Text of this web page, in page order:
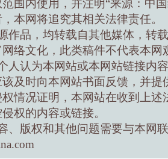
围内使用，并注明“来源：中
本网将追究其相关法律责任。
作品，均转载自其他媒体，转
络文化，此类稿件不代表本网
人认为本网站或本网站链接内
及时向本网站书面反馈，并提
情况证明，本网站在收到上述
权的内容或链接。
、版权和其他问题需要与本网